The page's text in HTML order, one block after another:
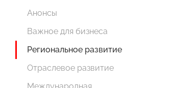
Анонсы
Важное для бизнеса
Региональное развитие
Отраслевое развитие